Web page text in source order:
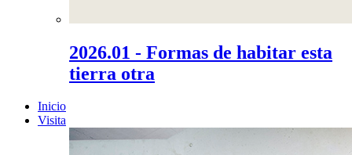
2026.01 - Formas de habitar esta
tierra otra
Inicio
Visita